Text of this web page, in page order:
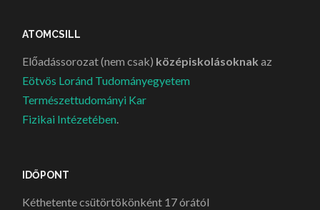
ATOMCSILL
Előadássorozat (nem csak) középiskolásoknak az
Eötvös Loránd Tudományegyetem
Természettudományi Kar
Fizikai Intézetében.
IDŐPONT
Kéthetente csütörtökönként 17 órától